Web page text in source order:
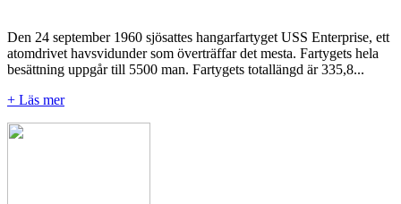
Den 24 september 1960 sjösattes hangarfartyget USS Enterprise, ett
atomdrivet havsvidunder som överträffar det mesta. Fartygets hela
besättning uppgår till 5500 man. Fartygets totallängd är 335,8...
+ Läs mer